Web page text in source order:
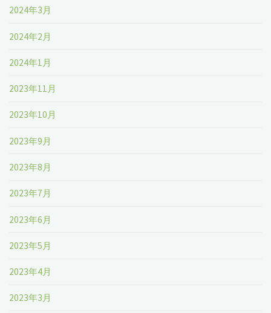
2024年3月
2024年2月
2024年1月
2023年11月
2023年10月
2023年9月
2023年8月
2023年7月
2023年6月
2023年5月
2023年4月
2023年3月